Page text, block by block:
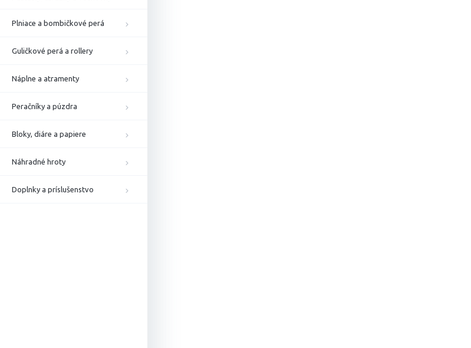
Plniace a bombičkové perá
Guličkové perá a rollery
Náplne a atramenty
Peračníky a púzdra
Bloky, diáre a papiere
Náhradné hroty
Doplnky a príslušenstvo